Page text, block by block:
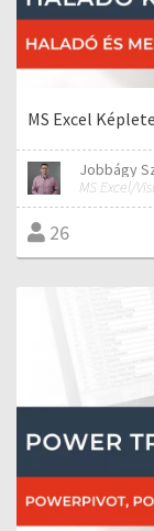
MS Excel
Jobbágy
26